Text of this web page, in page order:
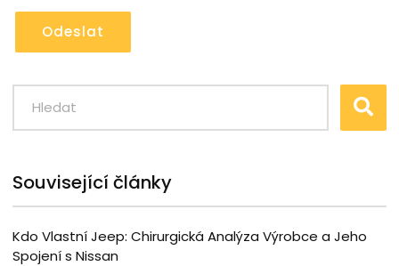
Odeslat
Související články
Kdo Vlastní Jeep: Chirurgická Analýza Výrobce a Jeho
Spojení s Nissan